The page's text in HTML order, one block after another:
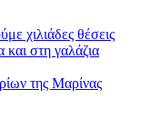
χιλιάδες θέσεις
και στη γαλάζια
της Μαρίνας